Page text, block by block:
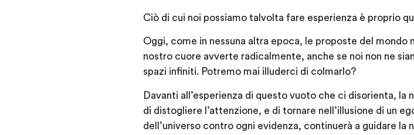
Ciò di cui noi possiamo talvolta fare esperienza è proprio
Oggi, come in nessuna altra epoca, le proposte del mondo
nostro cuore avverte radicalmente, anche se noi non ne
spazi infiniti. Potremo mai illuderci di colmarlo?
Davanti all’esperienza di questo vuoto che ci disorienta,
di distogliere l’attenzione, e di tornare nell’illusione di un
dell’universo contro ogni evidenza, continuerà a guidare